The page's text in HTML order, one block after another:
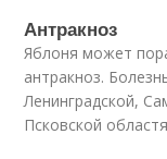
Антракноз
Яблоня может
антракноз.
Ленинградской,
Псковской